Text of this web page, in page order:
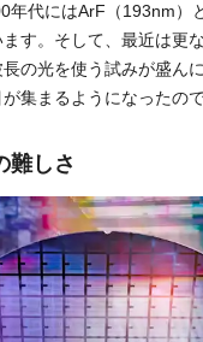
年代にはArF（193nm）
す。そして、最近は更
の光を使う試みが盛ん
集まるようになったので
難しさ